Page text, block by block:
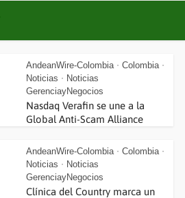
AndeanWire-Colombia • Colombia •
Noticias • Noticias
GerenciayNegocios
Nasdaq Verafin se une a la
Global Anti-Scam Alliance
AndeanWire-Colombia • Colombia •
Noticias • Noticias
GerenciayNegocios
Clínica del Country marca un